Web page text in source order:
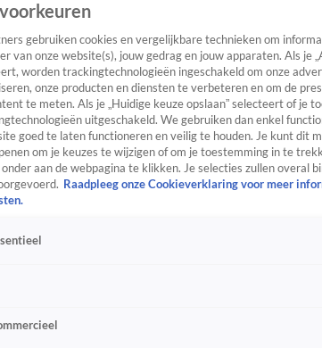
gebruiken cookies en vergelijkbare technieken om
van onze website(s), jouw gedrag en jouw apparaten. Als je
worden trackingtechnologieën ingeschakeld om onze
onze producten en diensten te verbeteren en om de
te meten. Als je „Huidige keuze opslaan” selecteert of je
uitgeschakeld. We gebruiken dan enkel
goed te laten functioneren en veilig te houden. Je kunt dit
om je keuzes te wijzigen of om je toestemming in te
aan de webpagina te klikken. Je selecties zullen overal
Raadpleeg onze Cookieverklaring voor meer